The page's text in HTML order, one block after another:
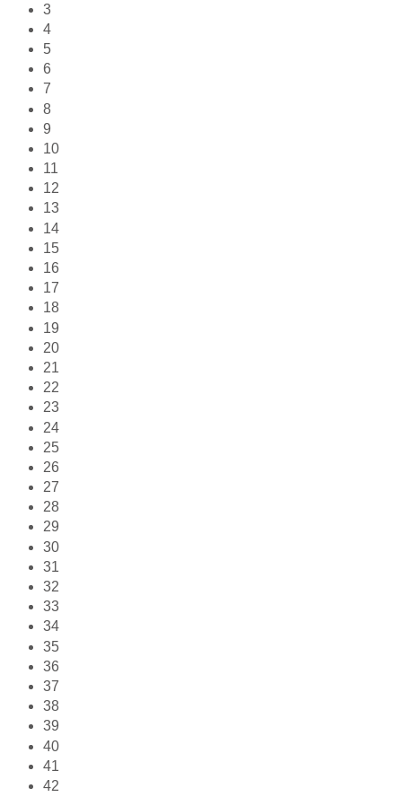
3
4
5
6
7
8
9
10
11
12
13
14
15
16
17
18
19
20
21
22
23
24
25
26
27
28
29
30
31
32
33
34
35
36
37
38
39
40
41
42